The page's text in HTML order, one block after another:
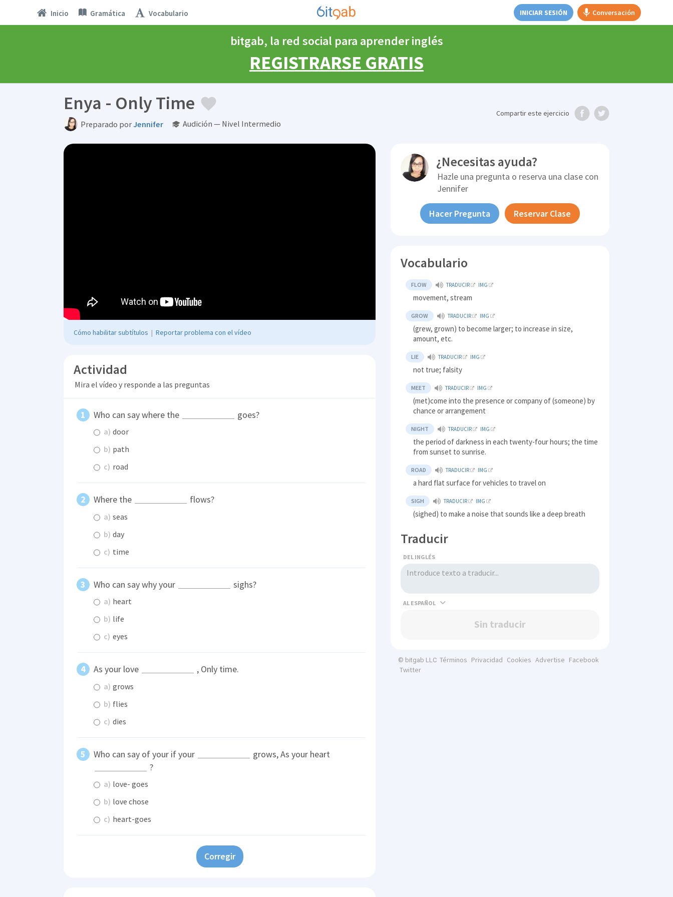
Inicio Gramática Vocabulario INICIAR SESIÓN Conversación
bitgab, la red social para aprender inglés
REGISTRARSE GRATIS
Enya - Only Time
Preparado porJennifer Audición — Nivel Intermedio
Compartireste ejercicio
Cómo habilitar subtítulos | Reportar problema con el vídeo
Actividad
Mira el vídeo y responde a las preguntas
Who can say where the goes?
a) door
b) path
c) road
Where the flows?
a) seas
b) day
c) time
Who can say why your sighs?
a) heart
b) life
c) eyes
As your love , Only time.
a) grows
b) flies
c) dies
Who can say of your if your
grows, As your heart
?
a) love- goes
b) love chose
c) heart-goes
Corregir
¿Necesitas ayuda?
Hazle una pregunta o reserva una clase con
Jennifer
Hacer Pregunta Reservar Clase
Vocabulario
FLOW TRADUCIR IMG
movement, stream
GROW TRADUCIR IMG
(grew, grown) to become larger; to increase in size,
amount, etc.
LIE TRADUCIR IMG
not true; falsity
MEET TRADUCIR IMG
(met)come into the presence or company of (someone) by
chance or arrangement
NIGHT TRADUCIR IMG
the period of darkness in each twenty-four hours; the time
from sunset to sunrise.
ROAD TRADUCIR IMG
a hard flat surface for vehicles to travel on
SIGH TRADUCIR IMG
(sighed) to make a noise that sounds like a deep breath
Traducir
DEL INGLÉS
AL
Sin traducir
© bitgab LLC Términos Privacidad Cookies Advertise Facebook
Twitter